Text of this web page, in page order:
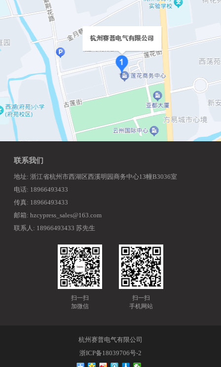
联系我们
地址: 浙江省杭州市西湖区西溪明园商务中心13幢B3036室
电话: 18966493433
传真: 18966493433
邮箱: hzcypress_sales@163.com
联系人: 18966493433 苏先生
扫一扫
加微信
扫一扫
手机网站
杭州赛普电气有限公司
浙ICP备18039706号-2